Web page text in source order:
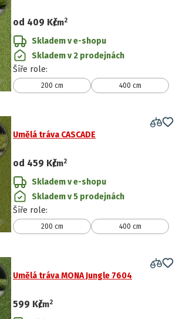
od 409 Kč
/m2
Skladem v e-shopu
Skladem v 2 prodejnách
Šíře role:
200 cm 400 cm
Umělá tráva CASCADE
od 459 Kč
/m2
Skladem v e-shopu
Skladem v 5 prodejnách
Šíře role:
200 cm 400 cm
Umělá tráva MONA Jungle 7604
599 Kč
/m2